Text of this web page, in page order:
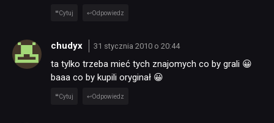
Cytuj Odpowiedz
chudyx 31 stycznia 2010 o 20:44
ta tylko trzeba mieć tych znajomych co by grali 😀
baaa co by kupili oryginał 😀
Cytuj Odpowiedz